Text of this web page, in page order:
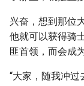
兴奋，想到那位
他就可以获得骑
匪首领，而会成
“大家，随我冲